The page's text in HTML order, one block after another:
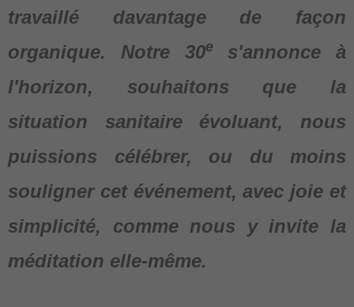
travaillé davantage de façon
organique. Notre 30es'annonce à
l'horizon, souhaitons que la
situation sanitaire évoluant, nous
puissions célébrer, ou du moins
souligner cet événement, avec joie et
simplicité, comme nous y invite la
méditation elle-même.